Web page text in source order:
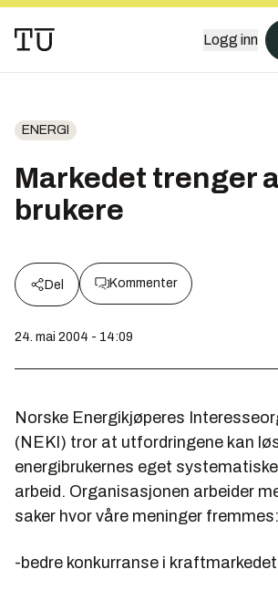
Logg inn
ENERGI
Markedet trenger
brukere
Del Kommenter
24. mai 2004 - 14:09
Norske Energikjøperes
(NEKI) tror at utfordringene kan
energibrukernes eget
arbeid. Organisasjonen arbeider
saker hvor våre meninger fremmes:
-bedre konkurranse i kraftmarkedet